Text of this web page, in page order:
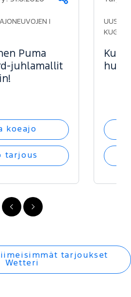
FI
-
FI
-
Jaa
|
Puma
juhlamallit
koeajo
tarjous
UUSIEN
KUGA
tarjoukset
Wetteri